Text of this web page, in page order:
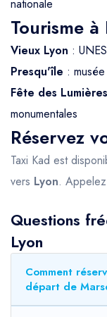
nationale
Tourisme à
Vieux Lyon :
Presqu'île :
Fête des Lumières
monumentales
Réservez
Taxi Kad est
vers Lyon.
Questions
Lyon
Comment
départ de